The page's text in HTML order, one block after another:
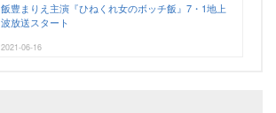
飯豊まりえ主演『ひねくれ女のボッチ飯』7・1地上
波放送スタート
2021-06-16